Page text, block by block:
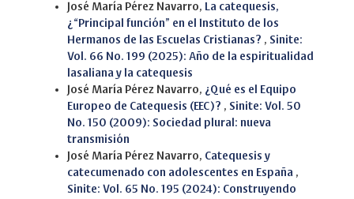
José María Pérez Navarro, La catequesis,
¿“Principal función” en el Instituto de los
Hermanos de las Escuelas Cristianas? , Sinite:
Vol. 66 No. 199 (2025): Año de la espiritualidad
lasaliana y la catequesis
José María Pérez Navarro, ¿Qué es el Equipo
Europeo de Catequesis (EEC)? , Sinite: Vol. 50
No. 150 (2009): Sociedad plural: nueva
transmisión
José María Pérez Navarro, Catequesis y
catecumenado con adolescentes en España ,
Sinite: Vol. 65 No. 195 (2024): Construyendo